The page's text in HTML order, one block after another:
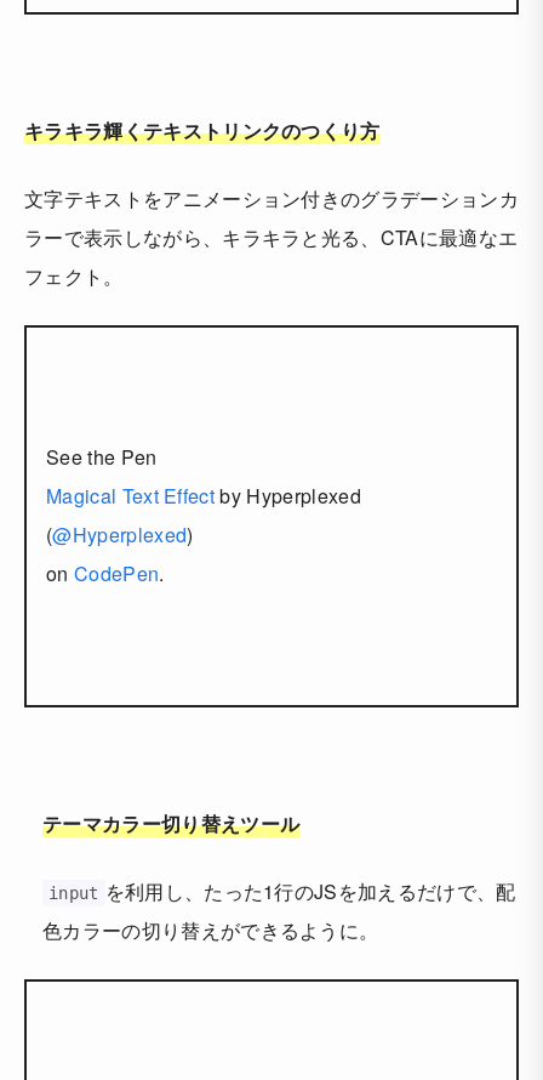
キラキラ輝くテキストリンクのつくり方
文字テキストをアニメーション付きのグラデーションカ
ラーで表示しながら、キラキラと光る、CTAに最適なエ
フェクト。
See the Pen
Magical Text Effectby Hyperplexed
(@Hyperplexed)
on CodePen.
テーマカラー切り替えツール
input を利用し、たった1行のJSを加えるだけで、配
色カラーの切り替えができるように。